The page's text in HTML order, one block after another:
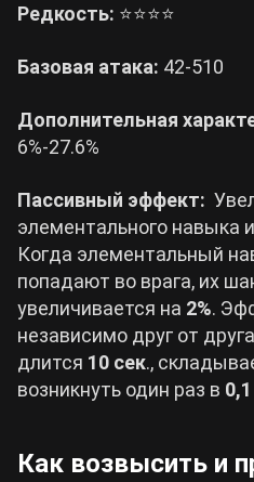
Редкость: ⭐⭐⭐⭐
Базовая атака: 42-510
Дополнительная
6%-27.6%
Пассивный эффект:
элементального навыка
Когда элементальный
попадают во врага, их
увеличивается на 2%.
независимо друг от
длится 10 сек.,
возникнуть один раз в
Как возвысить и